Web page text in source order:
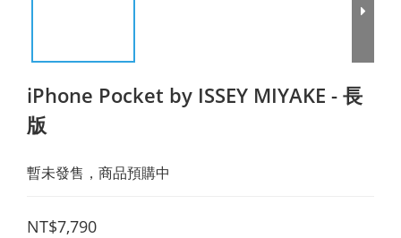
iPhone Pocket by ISSEY MIYAKE - 長
版
暫未發售，商品預購中
NT$7,790